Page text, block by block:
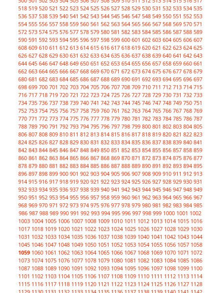
518 519 520 521 522 523 524 525 526 527 528 529 530 531 532 533 534 535
536 537 538 539 540 541 542 543 544 545 546 547 548 549 550 551 552 553
554 555 556 557 558 559 560 561 562 563 564 565 566 567 568 569 570 571
572 573 574 575 576 577 578 579 580 581 582 583 584 585 586 587 588 589
590 591 592 593 594 595 596 597 598 599 600 601 602 603 604 605 606 607
608 609 610 611 612 613 614 615 616 617 618 619 620 621 622 623 624 625
626 627 628 629 630 631 632 633 634 635 636 637 638 639 640 641 642 643
644 645 646 647 648 649 650 651 652 653 654 655 656 657 658 659 660 661
662 663 664 665 666 667 668 669 670 671 672 673 674 675 676 677 678 679
680 681 682 683 684 685 686 687 688 689 690 691 692 693 694 695 696 697
698 699 700 701 702 703 704 705 706 707 708 709 710 711 712 713 714 715
716 717 718 719 720 721 722 723 724 725 726 727 728 729 730 731 732 733
734 735 736 737 738 739 740 741 742 743 744 745 746 747 748 749 750 751
752 753 754 755 756 757 758 759 760 761 762 763 764 765 766 767 768 769
770 771 772 773 774 775 776 777 778 779 780 781 782 783 784 785 786 787
788 789 790 791 792 793 794 795 796 797 798 799 800 801 802 803 804 805
806 807 808 809 810 811 812 813 814 815 816 817 818 819 820 821 822 823
824 825 826 827 828 829 830 831 832 833 834 835 836 837 838 839 840 841
842 843 844 845 846 847 848 849 850 851 852 853 854 855 856 857 858 859
860 861 862 863 864 865 866 867 868 869 870 871 872 873 874 875 876 877
878 879 880 881 882 883 884 885 886 887 888 889 890 891 892 893 894 895
896 897 898 899 900 901 902 903 904 905 906 907 908 909 910 911 912 913
914 915 916 917 918 919 920 921 922 923 924 925 926 927 928 929 930 931
932 933 934 935 936 937 938 939 940 941 942 943 944 945 946 947 948 949
950 951 952 953 954 955 956 957 958 959 960 961 962 963 964 965 966 967
968 969 970 971 972 973 974 975 976 977 978 979 980 981 982 983 984 985
986 987 988 989 990 991 992 993 994 995 996 997 998 999 1000 1001 1002
1003 1004 1005 1006 1007 1008 1009 1010 1011 1012 1013 1014 1015 1016
1017 1018 1019 1020 1021 1022 1023 1024 1025 1026 1027 1028 1029 1030
1031 1032 1033 1034 1035 1036 1037 1038 1039 1040 1041 1042 1043 1044
1045 1046 1047 1048 1049 1050 1051 1052 1053 1054 1055 1056 1057 1058
1059 1060 1061 1062 1063 1064 1065 1066 1067 1068 1069 1070 1071 1072
1073 1074 1075 1076 1077 1078 1079 1080 1081 1082 1083 1084 1085 1086
1087 1088 1089 1090 1091 1092 1093 1094 1095 1096 1097 1098 1099 1100
1101 1102 1103 1104 1105 1106 1107 1108 1109 1110 1111 1112 1113 1114
1115 1116 1117 1118 1119 1120 1121 1122 1123 1124 1125 1126 1127 1128